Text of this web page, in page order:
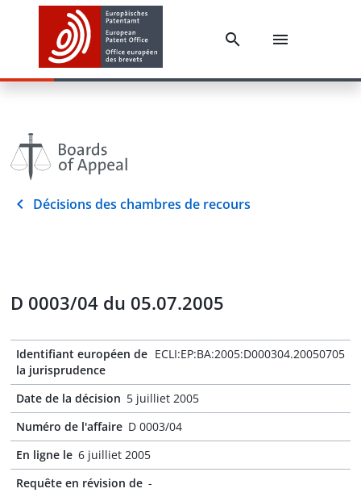
Décisions des chambres de recours
D 0003/04 du 05.07.2005
Identifiant européen de
la jurisprudence
ECLI:EP:BA:2005:D000304.20050705
Date de la décision 5 juilliet 2005
Numéro de l'affaire D 0003/04
En ligne le 6 juilliet 2005
Requête en révision de -